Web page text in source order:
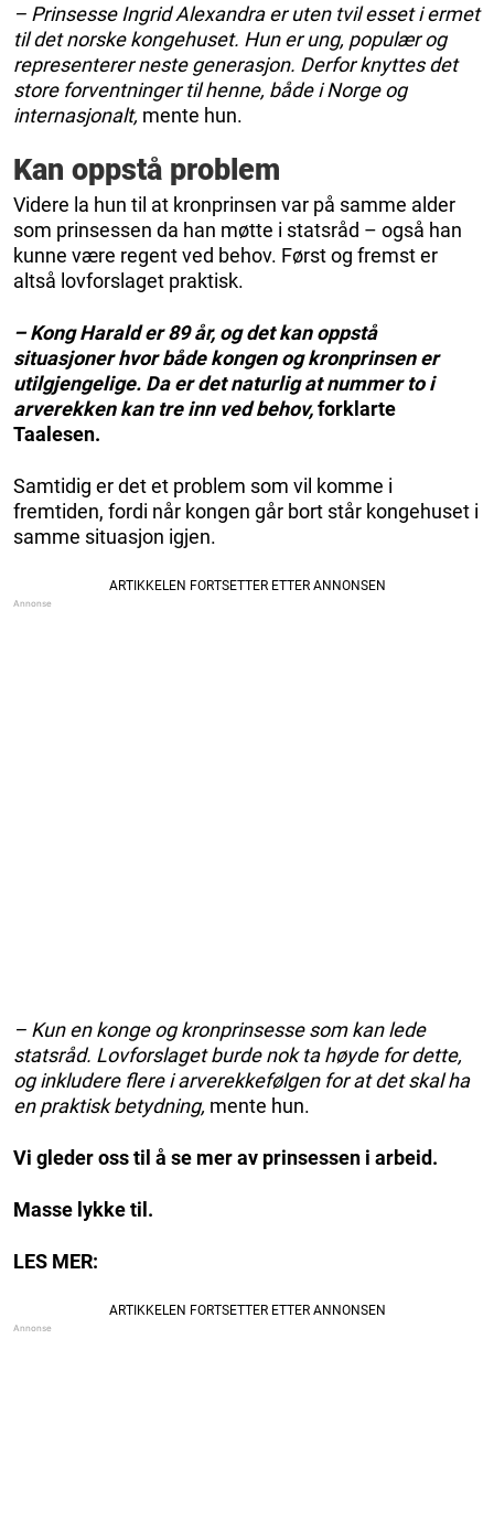
– Prinsesse Ingrid Alexandra er uten tvil esset i ermet
til det norske kongehuset. Hun er ung, populær og
representerer neste generasjon. Derfor knyttes det
store forventninger til henne, både i Norge og
internasjonalt, mente hun.
Kan oppstå problem
Videre la hun til at kronprinsen var på samme alder
som prinsessen da han møtte i statsråd – også han
kunne være regent ved behov. Først og fremst er
altså lovforslaget praktisk.
– Kong Harald er 89 år, og det kan oppstå
situasjoner hvor både kongen og kronprinsen er
utilgjengelige. Da er det naturlig at nummer to i
arverekken kan tre inn ved behov,forklarte
Taalesen.
Samtidig er det et problem som vil komme i
fremtiden, fordi når kongen går bort står kongehuset i
samme situasjon igjen.
– Kun en konge og kronprinsesse som kan lede
statsråd. Lovforslaget burde nok ta høyde for dette,
og inkludere flere i arverekkefølgen for at det skal ha
en praktisk betydning, mente hun.
Vi gleder oss til å se mer av prinsessen i arbeid.
Masse lykke til.
LES MER: